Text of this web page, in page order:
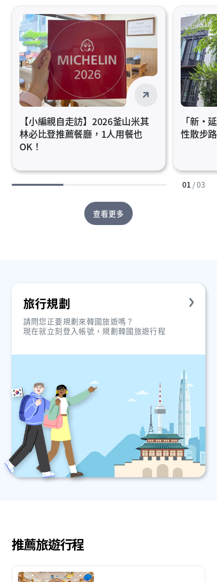
【小編親自走訪】2026釜山米其
林必比登推薦餐廳，1人用餐也
OK！
「新‧
性散步
01/ 03
查看更多
旅行規劃
請問您正要規劃來韓國旅遊嗎？
現在就立刻登入帳號，規劃韓國旅遊行程
推薦旅遊行程